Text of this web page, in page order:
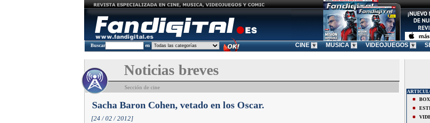
Buscar en CINE MUSICA VIDEOJUEGOS
Noticias breves
Sección de cine
Sacha Baron Cohen, vetado en los Oscar.
[24 / 02 / 2012]